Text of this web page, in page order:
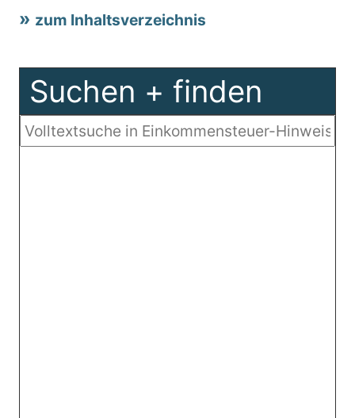
zum Inhaltsverzeichnis
Suchen + finden